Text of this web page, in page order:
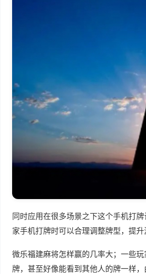
同时应用在很多场景之下这个手机打
家手机打牌时可以合理调整牌型，提
微乐福建麻将怎样赢的几率大；一些
牌，甚至好像能看到其他人的牌一样